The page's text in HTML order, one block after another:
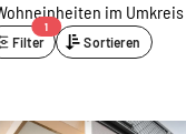
im
Filter
1
Sortieren